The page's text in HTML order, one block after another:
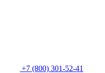
+7 (800) 301-52-41